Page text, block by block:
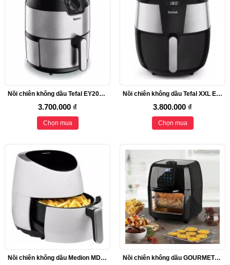
Nồi chiên không dầu Tefal EY201D, 4,2 lít
3.700.000 ₫
Chọn mua
Nồi chiên không dầu Tefal XXL EY701D, dung tích 5,6L
3.800.000 ₫
Chọn mua
Nồi chiên không dầu Medion MD 18290, XXL, màn hình kỹ thuật số Nồi chiên không dầu GOURMETmaxx 02095, Lò nướng đối lưu mini 9L